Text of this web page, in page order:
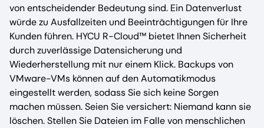
von entscheidender Bedeutung sind. Ein Datenverlust
würde zu Ausfallzeiten und Beeinträchtigungen für Ihre
Kunden führen. HYCU R-Cloud™ bietet Ihnen Sicherheit
durch zuverlässige Datensicherung und
Wiederherstellung mit nur einem Klick. Backups von
VMware-VMs können auf den Automatikmodus
eingestellt werden, sodass Sie sich keine Sorgen
machen müssen. Seien Sie versichert: Niemand kann sie
löschen. Stellen Sie Dateien im Falle von menschlichen